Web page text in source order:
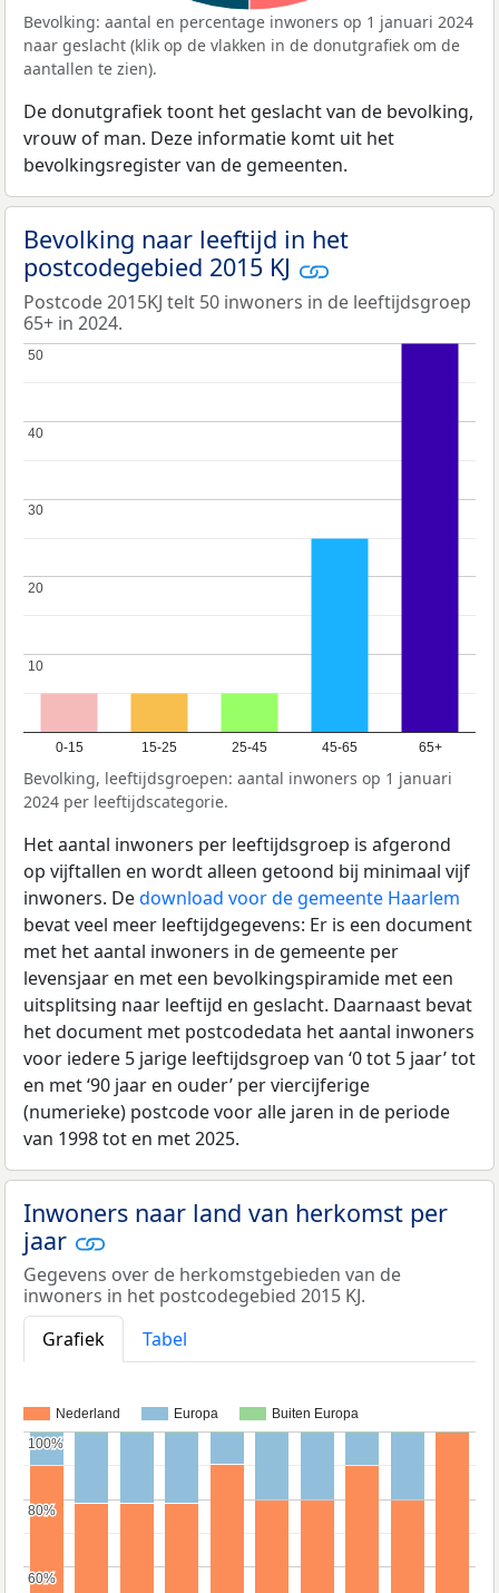
Bevolking: aantal en percentage inwoners op 1 januari 2024
naar geslacht (klik op de vlakken in de donutgrafiek om de
aantallen te zien).
De donutgrafiek toont het geslacht van de bevolking,
vrouw of man. Deze informatie komt uit het
bevolkingsregister van de gemeenten.
Bevolking naar leeftijd in het
postcodegebied 2015 KJ
Postcode 2015KJ telt 50 inwoners in de leeftijdsgroep
65+ in 2024.
0-15 15-25 25-45 45-65 65+
10
10
20
20
30
30
40
40
50
50
Bevolking, leeftijdsgroepen: aantal inwoners op 1 januari
2024 per leeftijdscategorie.
Het aantal inwoners per leeftijdsgroep is afgerond
op vijftallen en wordt alleen getoond bij minimaal vijf
inwoners. Dedownload voor de gemeente Haarlem
bevat veel meer leeftijdgegevens: Er is een document
met het aantal inwoners in de gemeente per
levensjaar en met een bevolkingspiramide met een
uitsplitsing naar leeftijd en geslacht. Daarnaast bevat
het document met postcodedata het aantal inwoners
voor iedere 5 jarige leeftijdsgroep van ‘0 tot 5 jaar’ tot
en met ‘90 jaar en ouder’ per viercijferige
(numerieke) postcode voor alle jaren in de periode
van 1998 tot en met 2025.
Inwoners naar land van herkomst per
jaar
Gegevens over de herkomstgebieden van de
inwoners in het postcodegebied 2015 KJ.
Grafiek
Tabel
Nederland Europa Buiten Europa
60%
60%
80%
80%
100%
100%